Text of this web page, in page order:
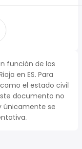
función de las
en ES. Para
el estado civil
documento no
únicamente se